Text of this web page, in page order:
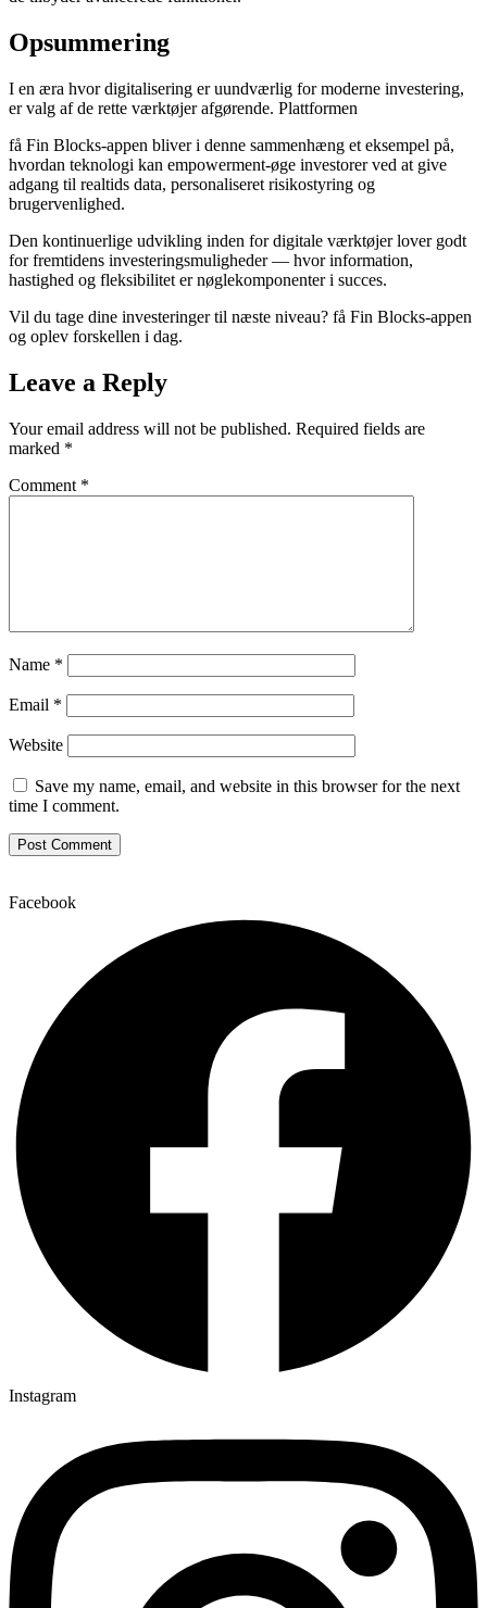
Opsummering
I en æra hvor digitalisering er uundværlig for moderne investering,
er valg af de rette værktøjer afgørende. Plattformen
få Fin Blocks-appen bliver i denne sammenhæng et eksempel på,
hvordan teknologi kan empowerment-øge investorer ved at give
adgang til realtids data, personaliseret risikostyring og
brugervenlighed.
Den kontinuerlige udvikling inden for digitale værktøjer lover godt
for fremtidens investeringsmuligheder — hvor information,
hastighed og fleksibilitet er nøglekomponenter i succes.
Vil du tage dine investeringer til næste niveau? få Fin Blocks-appen
og oplev forskellen i dag.
Leave a Reply
Your email address will not be published. Required fields are
marked *
Comment *
Name *
Email *
Website
Save my name, email, and website in this browser for the next
time I comment.
Facebook
Instagram